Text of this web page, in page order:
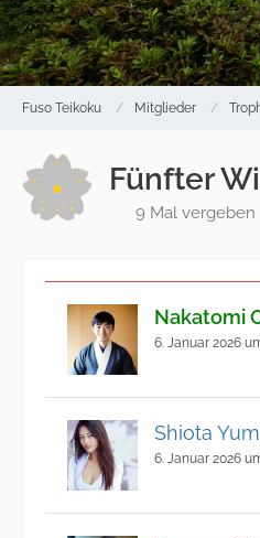
Fuso Teikoku Mitglieder
Fünfter
9 Mal vergeben
Nakatomi
6. Januar 2026
Shiota
6. Januar 2026